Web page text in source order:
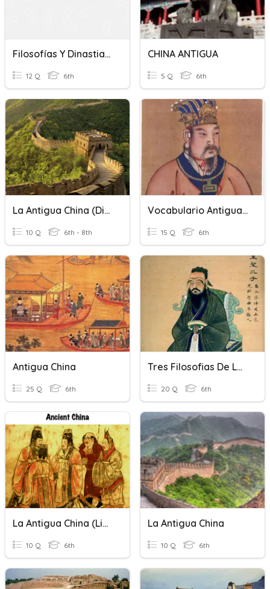
Filosofías Y Dinastias China Antigua
12 Q 6th
CHINA ANTIGUA
5 Q 6th
La Antigua China (dinastías)
10 Q 6th - 8th
Vocabulario Antigua China
15 Q 6th
Antigua China
25 Q 6th
Tres Filosofias De La Antigua China
20 Q 6th
La Antigua China (libro)
10 Q 6th
La Antigua China
10 Q 6th